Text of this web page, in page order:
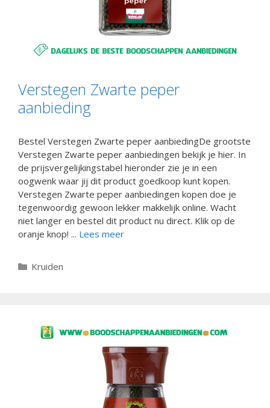
Verstegen Zwarte peper
aanbieding
Bestel Verstegen Zwarte peper aanbiedingDe grootste
Verstegen Zwarte peper aanbiedingen bekijk je hier. In
de prijsvergelijkingstabel hieronder zie je in een
oogwenk waar jij dit product goedkoop kunt kopen.
Verstegen Zwarte peper aanbiedingen kopen doe je
tegenwoordig gewoon lekker makkelijk online. Wacht
niet langer en bestel dit product nu direct. Klik op de
oranje knop! ... Lees meer
Categorieën
Kruiden